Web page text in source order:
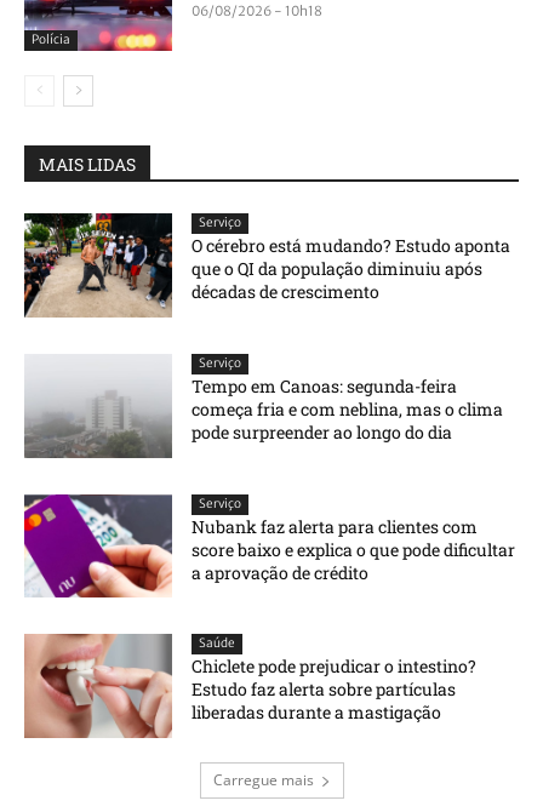
Polícia
06/08/2026 - 10h18
MAIS LIDAS
Serviço
O cérebro está mudando? Estudo aponta
que o QI da população diminuiu após
décadas de crescimento
Serviço
Tempo em Canoas: segunda-feira
começa fria e com neblina, mas o clima
pode surpreender ao longo do dia
Serviço
Nubank faz alerta para clientes com
score baixo e explica o que pode dificultar
a aprovação de crédito
Saúde
Chiclete pode prejudicar o intestino?
Estudo faz alerta sobre partículas
liberadas durante a mastigação
Carregue mais